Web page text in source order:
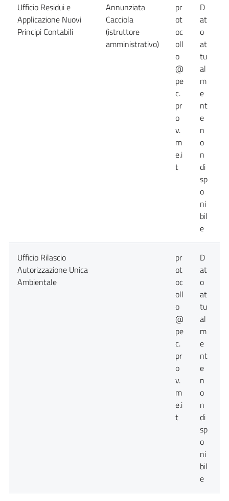
Ufficio Residui e
Applicazione Nuovi
Principi Contabili
Annunziata
Cacciola
(istruttore
amministrativo)
pr
ot
oc
oll
o
@
pe
c.
pr
o
v.
m
e.i
t
D
at
o
at
tu
al
m
e
nt
e
n
o
n
di
sp
o
ni
bil
e
Ufficio Rilascio
Autorizzazione Unica
Ambientale
pr
ot
oc
oll
o
@
pe
c.
pr
o
v.
m
e.i
t
D
at
o
at
tu
al
m
e
nt
e
n
o
n
di
sp
o
ni
bil
e